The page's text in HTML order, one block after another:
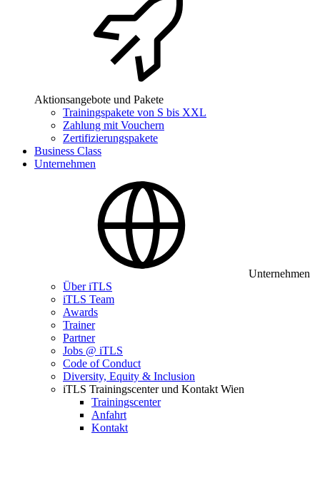
Aktionsangebote und Pakete
Trainingspakete von S bis XXL
Zahlung mit Vouchern
Zertifizierungspakete
Business Class
Unternehmen
Unternehmen
Über iTLS
iTLS Team
Awards
Trainer
Partner
Jobs @ iTLS
Code of Conduct
Diversity, Equity & Inclusion
iTLS Trainingscenter und Kontakt Wien
Trainingscenter
Anfahrt
Kontakt